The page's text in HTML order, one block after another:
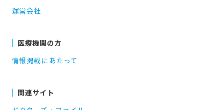
運営会社
医療機関の方
情報掲載にあたって
関連サイト